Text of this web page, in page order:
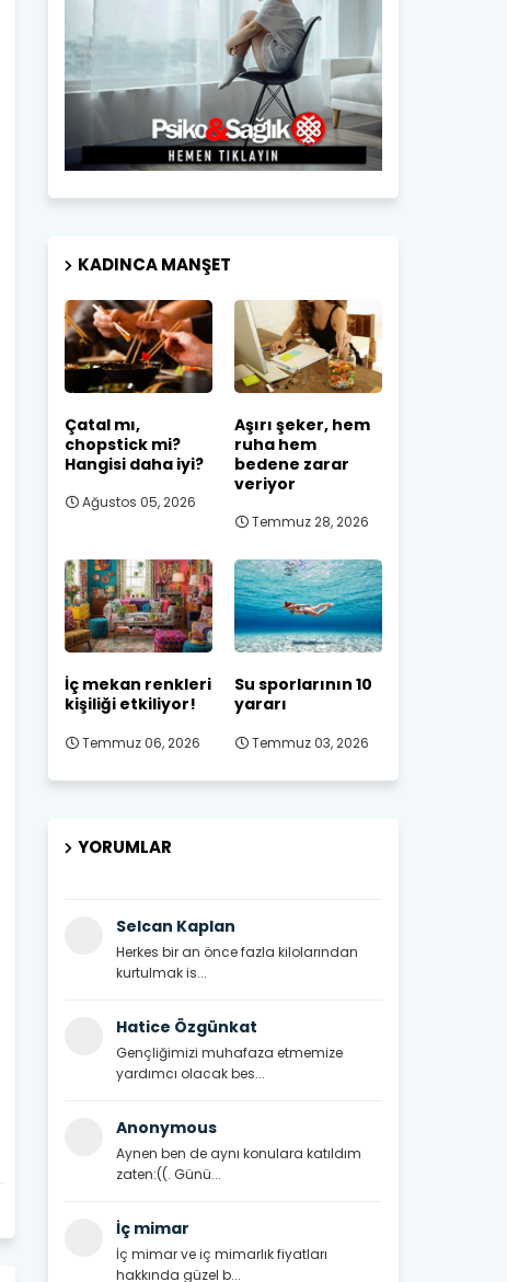
KADINCA MANŞET
Çatal mı,
chopstick mi?
Hangisi daha iyi?
Ağustos 05, 2026
Aşırı şeker, hem
ruha hem
bedene zarar
veriyor
Temmuz 28, 2026
İç mekan renkleri
kişiliği etkiliyor!
Temmuz 06, 2026
Su sporlarının 10
yararı
Temmuz 03, 2026
YORUMLAR
Selcan Kaplan
Herkes bir an önce fazla kilolarından
kurtulmak is...
Hatice Özgünkat
Gençliğimizi muhafaza etmemize
yardımcı olacak bes...
Anonymous
Aynen ben de aynı konulara katıldım
zaten:((. Günü...
İç mimar
İç mimar ve iç mimarlık fiyatları
hakkında güzel b...